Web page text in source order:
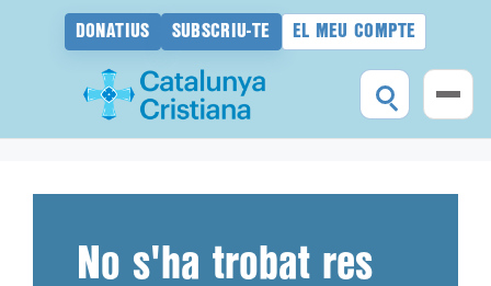
DONATIUS SUBSCRIU-TE EL MEU COMPTE
No s'ha trobat res